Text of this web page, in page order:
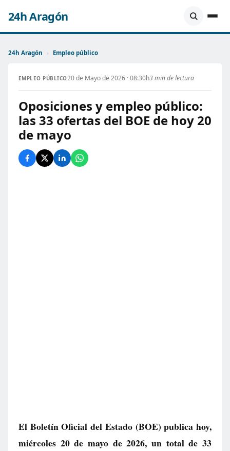
24h Aragón
24h Aragón › Empleo público
EMPLEO PÚBLICO20 de Mayo de 2026 · 08:30h3 min de lectura
Oposiciones y empleo público:
las 33 ofertas del BOE de hoy 20
de mayo
El Boletín Oficial del Estado (BOE) publica hoy,
miércoles 20 de mayo de 2026, un total de 33